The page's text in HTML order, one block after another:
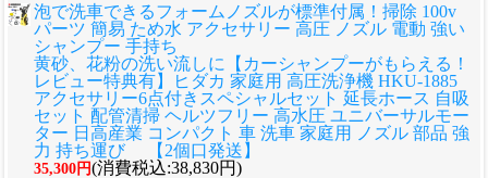
泡で洗車できるフォームノズルが標準付属！掃除 100v
パーツ 簡易 ため水 アクセサリー 高圧 ノズル 電動 強い
シャンプー 手持ち
黄砂、花粉の洗い流しに
【カーシャンプーがもらえる！
レビュー特典有】ヒダカ 家庭用 高圧洗浄機 HKU-1885
アクセサリー6点付きスペシャルセット 延長ホース 自吸
セット 配管清掃 ヘルツフリー 高水圧 ユニバーサルモー
ター 日高産業 コンパクト 車 洗車 家庭用 ノズル 部品 強
力 持ち運び 【2個口発送】
35,300円(消費税込:38,830円)